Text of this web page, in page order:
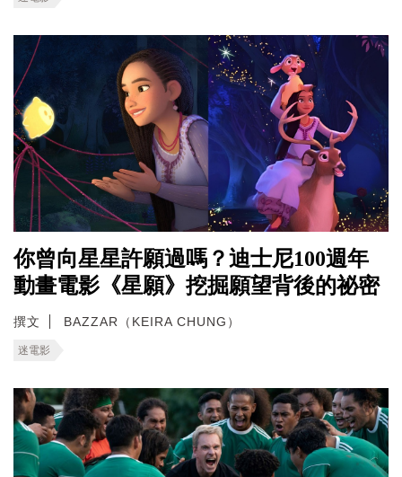
你曾向星星許願過嗎？迪士尼100週年
動畫電影《星願》挖掘願望背後的祕密
撰文 BAZZAR（KEIRA CHUNG）
迷電影